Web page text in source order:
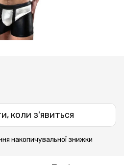
коли з'явиться
накопичувальної знижки